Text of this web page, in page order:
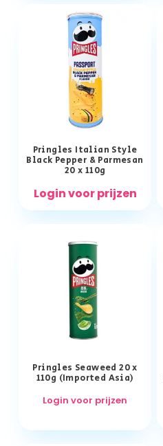
Pringles Italian Style
Black Pepper & Parmesan
20 x 110g
Login voor prijzen
Pringles Seaweed 20 x
110g (Imported Asia)
Login voor prijzen